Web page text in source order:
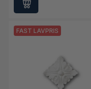
FAST LAVPRIS